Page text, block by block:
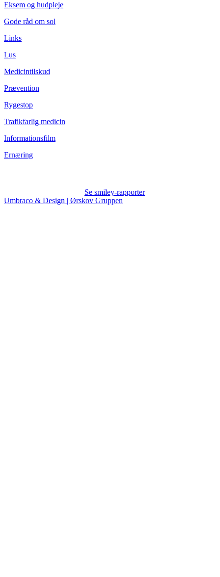
Eksem og hudpleje
Gode råd om sol
Links
Lus
Medicintilskud
Prævention
Rygestop
Trafikfarlig medicin
Informationsfilm
Ernæring
Se smiley-rapporter
Umbraco & Design | Ørskov Gruppen